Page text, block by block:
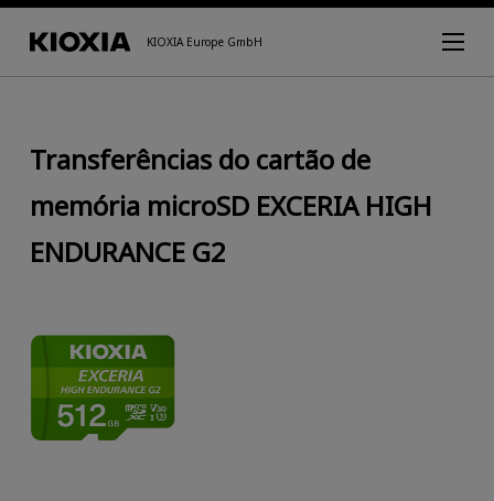
KIOXIA Europe GmbH
Transferências do cartão de
memória microSD EXCERIA HIGH
ENDURANCE G2